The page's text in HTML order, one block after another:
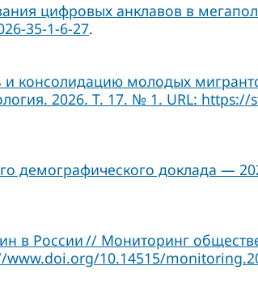
цифровых анклавов в
35-1-6-27.
и консолидацию молодых
2026. Т. 17. № 1. URL: https://
демографического доклада —
в России // Мониторинг
www.doi.org/10.14515/